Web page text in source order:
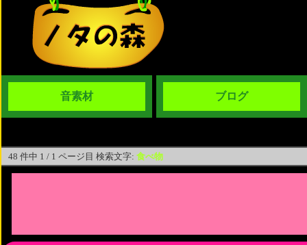
音素材 ブログ
48 件中 1 / 1 ページ目 検索文字: 食べ物